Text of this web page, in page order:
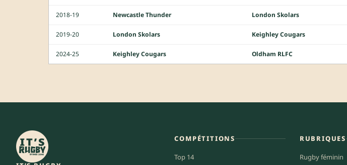
2018-19 Newcastle Thunder London Skolars
2019-20 London Skolars Keighley Cougars
2024-25 Keighley Cougars Oldham RLFC
COMPÉTITIONS
Top 14
RUBRIQUES
Rugby féminin